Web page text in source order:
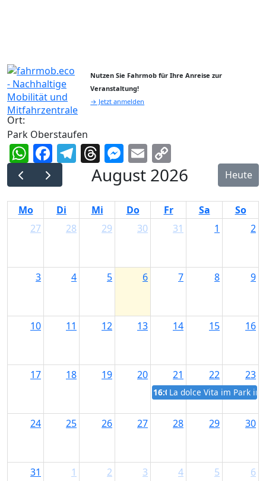
Nutzen Sie Fahrmob für Ihre Anreise zur
Veranstaltung!
→ Jetzt anmelden
Ort:
Park Oberstaufen
WhatsApp
Facebook
Telegram
Threads
Messenger
Email
Link
August 2026 Heute
Mo Di Mi Do Fr Sa
So
27
28 29 30 31 1 2
3 4 5 6 7 8 9
10 11 12 13 14 15 16
17 18 19 20 21
16:00La dolce Vita im Park in
22 23
24 25 26 27 28 29 30
31 1 2 3 4 5 6